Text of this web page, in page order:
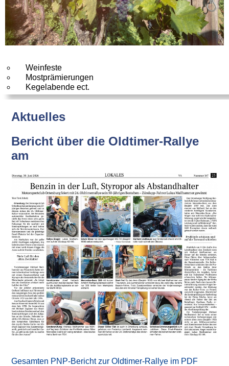
Weinfeste
Mostprämierungen
Kegelabende ect.
Aktuelles
Bericht über die Oldtimer-Rallye
am
Gesamten PNP-Bericht zur Oldtimer-Rallye im PDF